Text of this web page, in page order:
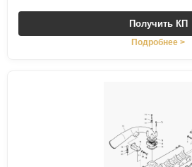
Получить КП
Подробнее >